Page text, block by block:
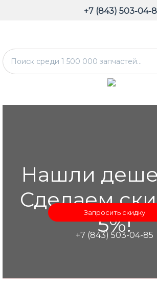
+7 (843) 503-04-
Нашли
Сделаем
5%!
Запросить скидку
+7 (843) 503-04-85